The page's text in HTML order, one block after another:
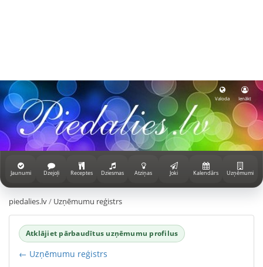
Valoda Ienākt
Jaunumi Dzejoļi Receptes Dziesmas Atziņas Joki Kalendārs Uzņēmumi
piedalies.lv/ Uzņēmumu reģistrs
Atklājiet pārbaudītus uzņēmumu profilus
← Uzņēmumu reģistrs